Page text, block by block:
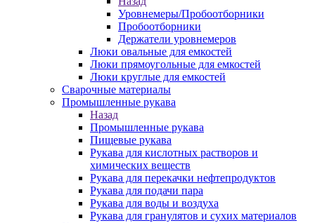
Уровнемеры/Пробоотборники
Пробоотборники
Держатели уровнемеров
Люки овальные для емкостей
Люки прямоугольные для емкостей
Люки круглые для емкостей
Сварочные материалы
Промышленные рукава
Назад
Промышленные рукава
Пищевые рукава
Рукава для кислотных растворов и
химических веществ
Рукава для перекачки нефтепродуктов
Рукава для подачи пара
Рукава для воды и воздуха
Рукава для гранулятов и сухих материалов